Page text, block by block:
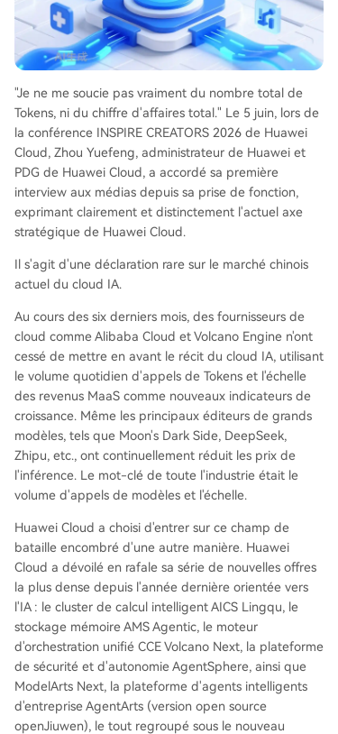
n modèle équilibrant souveraineté des données
et partage de la puissance de calcul. Troisième
ment, une stratégie open source agressive pour
son écosystème logiciel. Le cœur de sa nouvelle
e la concurrence de la vente de tokens vers la v
ente de capacités productives pour les agents I
produits (AICS, AMS, CCE Volcano Next, AgentS
phere, ModelArts Next, AgentArts/openJiuwen)
conçus pour résoudre les défis techniques du dé
ploiement des agents en entr
"Je ne me soucie pas vraiment du nombre total de
Tokens, ni du chiffre d'affaires total." Le 5 juin, lors de
la conférence INSPIRE CREATORS 2026 de Huawei
Cloud, Zhou Yuefeng, administrateur de Huawei et
PDG de Huawei Cloud, a accordé sa première
interview aux médias depuis sa prise de fonction,
exprimant clairement et distinctement l'actuel axe
stratégique de Huawei Cloud.
Il s'agit d'une déclaration rare sur le marché chinois
actuel du cloud IA.
Au cours des six derniers mois, des fournisseurs de
cloud comme Alibaba Cloud et Volcano Engine n'ont
cessé de mettre en avant le récit du cloud IA, utilisant
le volume quotidien d'appels de Tokens et l'échelle
des revenus MaaS comme nouveaux indicateurs de
croissance. Même les principaux éditeurs de grands
modèles, tels que Moon's Dark Side, DeepSeek,
Zhipu, etc., ont continuellement réduit les prix de
l'inférence. Le mot-clé de toute l'industrie était le
volume d'appels de modèles et l'échelle.
Huawei Cloud a choisi d'entrer sur ce champ de
bataille encombré d'une autre manière. Huawei
Cloud a dévoilé en rafale sa série de nouvelles offres
la plus dense depuis l'année dernière orientée vers
l'IA : le cluster de calcul intelligent AICS Lingqu, le
stockage mémoire AMS Agentic, le moteur
d'orchestration unifié CCE Volcano Next, la plateforme
de sécurité et d'autonomie AgentSphere, ainsi que
ModelArts Next, la plateforme d'agents intelligents
d'entreprise AgentArts (version open source
openJiuwen), le tout regroupé sous le nouveau